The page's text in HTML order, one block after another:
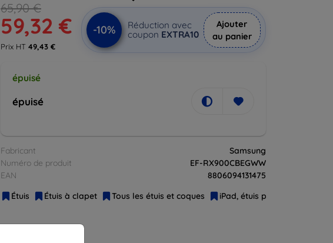
65,90 €
59,32 €
Prix HT 49,43 €
-10%
Réduction avec
coupon EXTRA10
Ajouter
au panier
épuisé
épuisé
Fabricant
Samsung
Numéro de produit
EF-RX900CBEGWW
EAN
8806094131475
Étuis
Étuis à clapet Tous les étuis et coques iPad, étuis pour tablettes